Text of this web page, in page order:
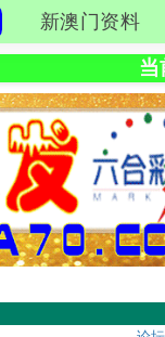
新澳门资料
当